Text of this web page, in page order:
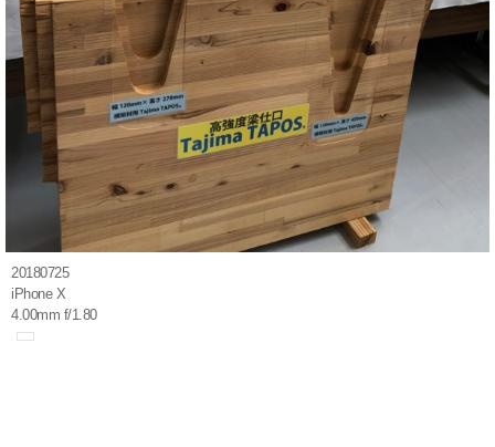
20180725
iPhone X
4.00mm f/1.80